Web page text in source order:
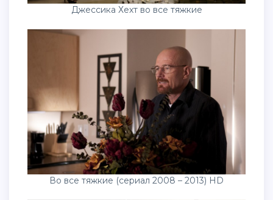
Джессика Хехт во все тяжкие
Во все тяжкие (сериал 2008 – 2013) HD